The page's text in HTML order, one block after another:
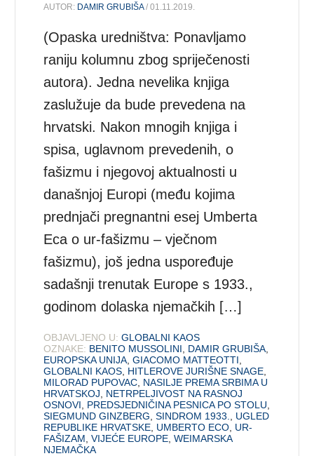
AUTOR: DAMIR GRUBIŠA/ 01.11.2019.
(Opaska uredništva: Ponavljamo
raniju kolumnu zbog spriječenosti
autora). Jedna nevelika knjiga
zaslužuje da bude prevedena na
hrvatski. Nakon mnogih knjiga i
spisa, uglavnom prevedenih, o
fašizmu i njegovoj aktualnosti u
današnjoj Europi (među kojima
prednjači pregnantni esej Umberta
Eca o ur-fašizmu – vječnom
fašizmu), još jedna uspoređuje
sadašnji trenutak Europe s 1933.,
godinom dolaska njemačkih […]
OBJAVLJENO U: GLOBALNI KAOS
OZNAKE: BENITO MUSSOLINI DAMIR GRUBIŠA
EUROPSKA UNIJA ,GIACOMO MATTEOTTI
GLOBALNI KAOS HITLEROVE JURIŠNE SNAGE
MILORAD PUPOVAC NASILJE PREMA SRBIMA U
HRVATSKOJ
NETRPELJIVOST NA RASNOJ
OSNOVI
PREDSJEDNIČINA PESNICA PO STOLU
SIEGMUND GINZBERG ,SINDROM 1933.
UGLED
REPUBLIKE HRVATSKE UMBERTO ECO UR-
FAŠIZAM ,VIJEĆE EUROPE ,WEIMARSKA
NJEMAČKA